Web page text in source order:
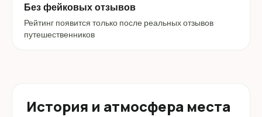
Без фейковых отзывов
Рейтинг появится только после реальных отзывов
путешественников
История и атмосфера места